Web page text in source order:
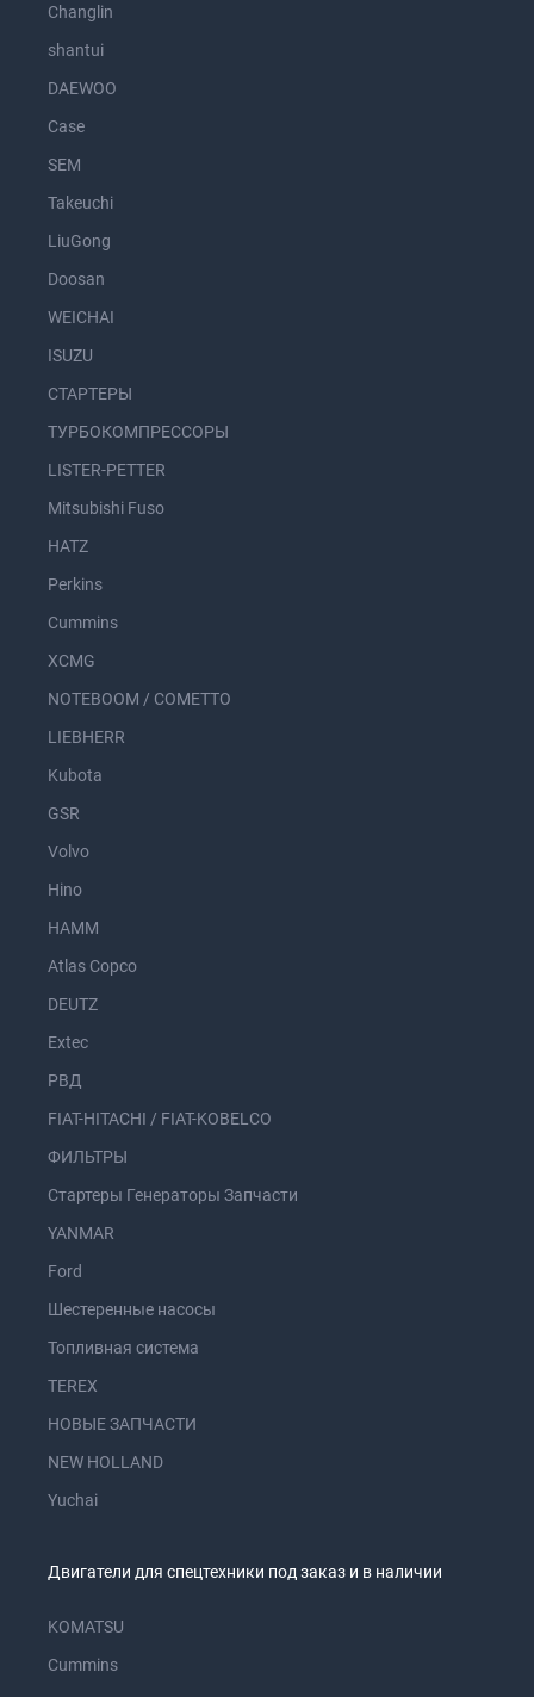
Changlin
shantui
DAEWOO
Case
SEM
Takeuchi
LiuGong
Doosan
WEICHAI
ISUZU
СТАРТЕРЫ
ТУРБОКОМПРЕССОРЫ
LISTER-PETTER
Mitsubishi Fuso
HATZ
Perkins
Cummins
XCMG
NOTEBOOM / COMETTO
LIEBHERR
Kubota
GSR
Volvo
Hino
HAMM
Atlas Copco
DEUTZ
Extec
РВД
FIAT-HITACHI / FIAT-KOBELCO
ФИЛЬТРЫ
Стартеры Генераторы Запчасти
YANMAR
Ford
Шестеренные насосы
Топливная система
TEREX
НОВЫЕ ЗАПЧАСТИ
NEW HOLLAND
Yuchai
Двигатели для спецтехники под заказ и в наличии
KOMATSU
Cummins